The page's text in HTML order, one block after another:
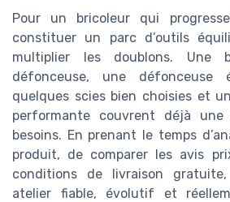
Pour un bricoleur qui
constituer un parc d’outils
multiplier les doublons. Une
défonceuse, une défonceuse
quelques scies bien choisies et
performante couvrent déjà
besoins. En prenant le temps
produit, de comparer les avis
conditions de livraison
atelier fiable, évolutif et